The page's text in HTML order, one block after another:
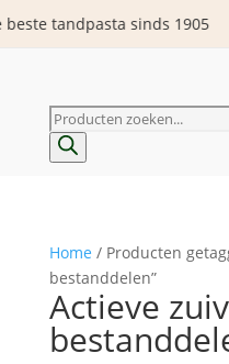
tandpasta sinds 1905 •
Producten
zoeken
Home / Producten
bestanddelen”
Actieve